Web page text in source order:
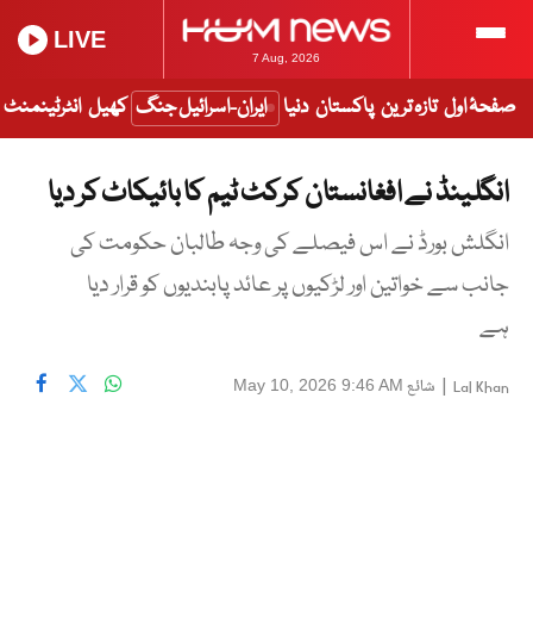
7 Aug, 2026
LIVE
صفحۂ اول تازہ ترین پاکستان دنیا ایران-اسرائیل جنگ کھیل انٹرٹینمنٹ
انگلینڈ نے افغانستان کرکٹ ٹیم کا بائیکاٹ کر دیا
انگلش بورڈ نے اس فیصلے کی وجہ طالبان حکومت کی
جانب سے خواتین اور لڑکیوں پر عائد پابندیوں کو قرار دیا
ہے
Lal Khan
| شائع May 10, 2026 9:46 AM